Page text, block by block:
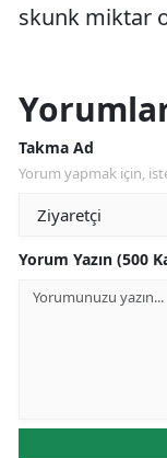
skunk miktar
Takma Ad
Yorum yapmak için,
Yorum Yazın (500